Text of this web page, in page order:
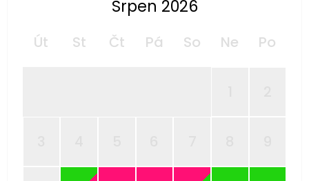
Srpen 2026
Út St Čt Pá So Ne Po